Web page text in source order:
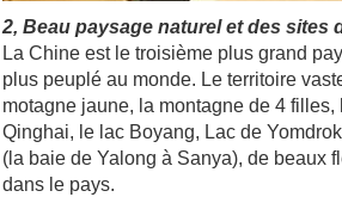
2, Beau paysage naturel et des sites
La Chine est le troisième plus grand
plus peuplé au monde. Le territoire
motagne jaune, la montagne de 4
Qinghai, le lac Boyang, Lac de
(la baie de Yalong à Sanya), de beaux
dans le pays.